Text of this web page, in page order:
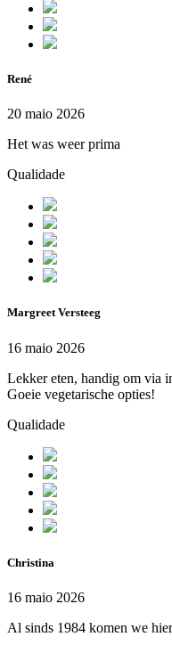
René
20 maio 2026
Het was weer prima
Qualidade
Margreet Versteeg
16 maio 2026
Lekker eten, handig om via
Goeie vegetarische opties!
Qualidade
Christina
16 maio 2026
Al sinds 1984 komen we